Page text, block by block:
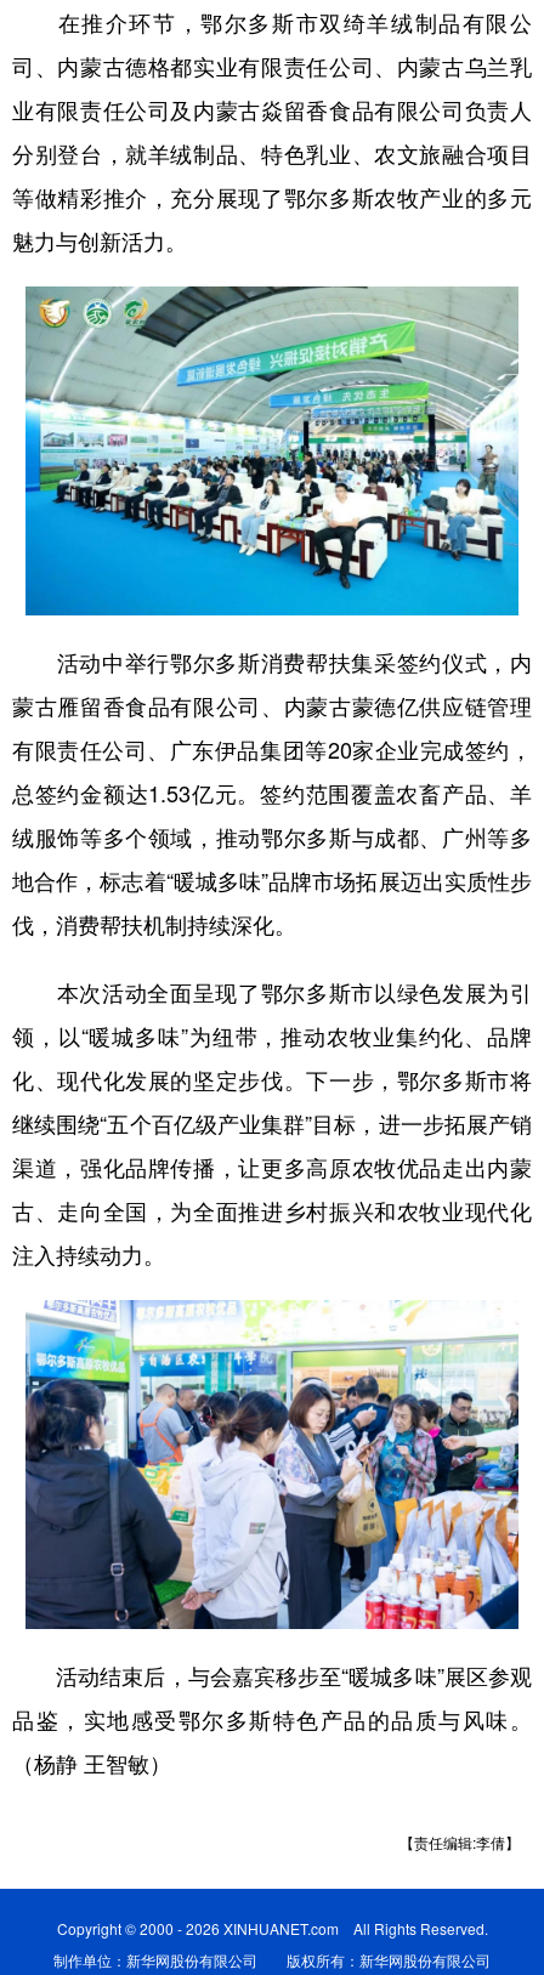
在推介环节，鄂尔多斯市双绮羊绒制品有限公
司、内蒙古德格都实业有限责任公司、内蒙古乌兰乳
业有限责任公司及内蒙古焱留香食品有限公司负责人
分别登台，就羊绒制品、特色乳业、农文旅融合项目
等做精彩推介，充分展现了鄂尔多斯农牧产业的多元
魅力与创新活力。
活动中举行鄂尔多斯消费帮扶集采签约仪式，内
蒙古雁留香食品有限公司、内蒙古蒙德亿供应链管理
有限责任公司、广东伊品集团等20家企业完成签约，
总签约金额达1.53亿元。签约范围覆盖农畜产品、羊
绒服饰等多个领域，推动鄂尔多斯与成都、广州等多
地合作，标志着“暖城多味”品牌市场拓展迈出实质性步
伐，消费帮扶机制持续深化。
本次活动全面呈现了鄂尔多斯市以绿色发展为引
领，以“暖城多味”为纽带，推动农牧业集约化、品牌
化、现代化发展的坚定步伐。下一步，鄂尔多斯市将
继续围绕“五个百亿级产业集群”目标，进一步拓展产销
渠道，强化品牌传播，让更多高原农牧优品走出内蒙
古、走向全国，为全面推进乡村振兴和农牧业现代化
注入持续动力。
活动结束后，与会嘉宾移步至“暖城多味”展区参观
品鉴，实地感受鄂尔多斯特色产品的品质与风味。
（杨静 王智敏）
【责任编辑:李倩】
Copyright © 2000 - 2026 XINHUANET.com All Rights Reserved.
制作单位：新华网股份有限公司 版权所有：新华网股份有限公司